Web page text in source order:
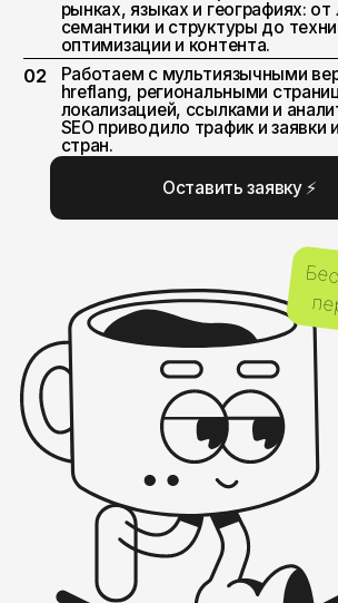
Оставить заявку ⚡
Бесплатный аудит
перед запуском
ПОМОГАЕМ САЙТАМ
РАСТИ В ПОИСКЕ НА
РАЗНЫХ РЫНКАХ
И ПОЛУЧАТЬ ТРАФИК
ИЗ НУЖНЫХ СТРАН